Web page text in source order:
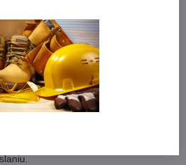
zvýšiť bezpečnosť pri práci v noci
vestu, ktorá vám
deň